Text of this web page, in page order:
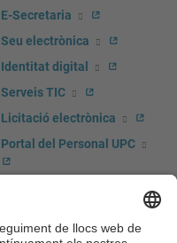
E-Secretaria
Seu electrònica
Identitat digital
Serveis TIC
Licitació electrònica
Portal del Personal UPC
UPCshop, marxandatge